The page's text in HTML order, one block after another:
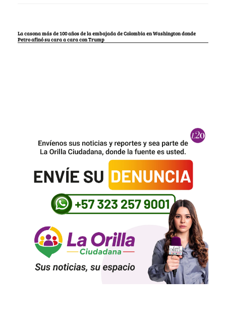
La casona más de 100 años de la embajada de Colombia en Washington donde
Petro afinó su cara a cara con Trump